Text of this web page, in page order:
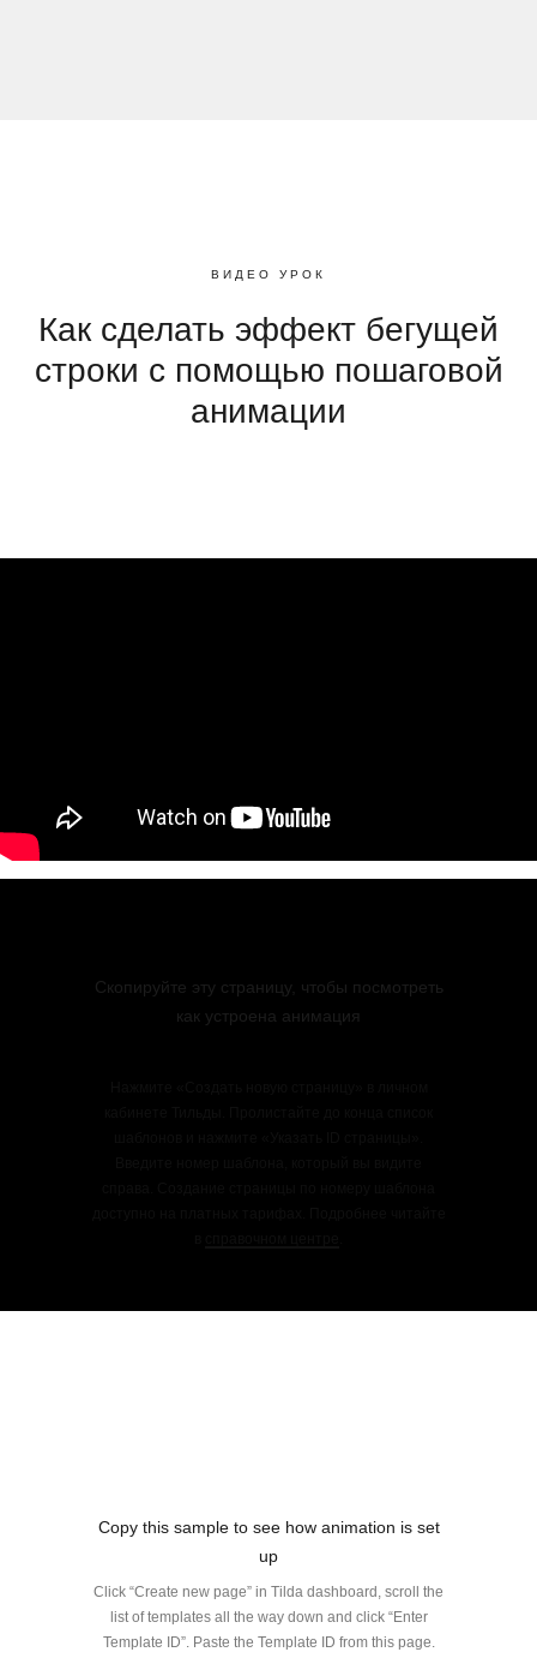
ВИДЕО УРОК
Как сделать эффект бегущей
строки с помощью пошаговой
анимации
Скопируйте эту страницу, чтобы посмотреть
как устроена анимация
Copy this sample to see how animation is set
up
Click “Create new page” in Tilda dashboard, scroll the
list of templates all the way down and click “Enter
Template ID”. Paste the Template ID from this page.